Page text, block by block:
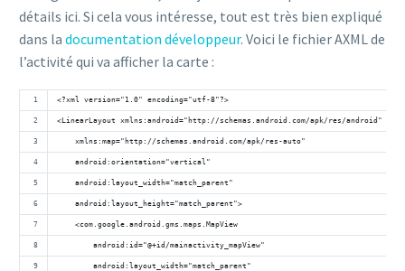
détails ici. Si cela vous intéresse, tout est très bien expliqué
dans la documentation développeur. Voici le fichier AXML de
l’activité qui va afficher la carte :
<?xml version="1.0" encoding="utf-8"?>
<LinearLayout xmlns:android="http://schemas.android.com/apk/res/android"
    xmlns:map="http://schemas.android.com/apk/res-auto"
    android:orientation="vertical"
    android:layout_width="match_parent"
    android:layout_height="match_parent">
    <com.google.android.gms.maps.MapView
        android:id="@+id/mainactivity_mapView"
        android:layout_width="match_parent"